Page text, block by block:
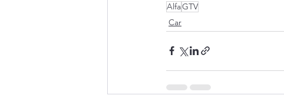
AlfaGTV
Car